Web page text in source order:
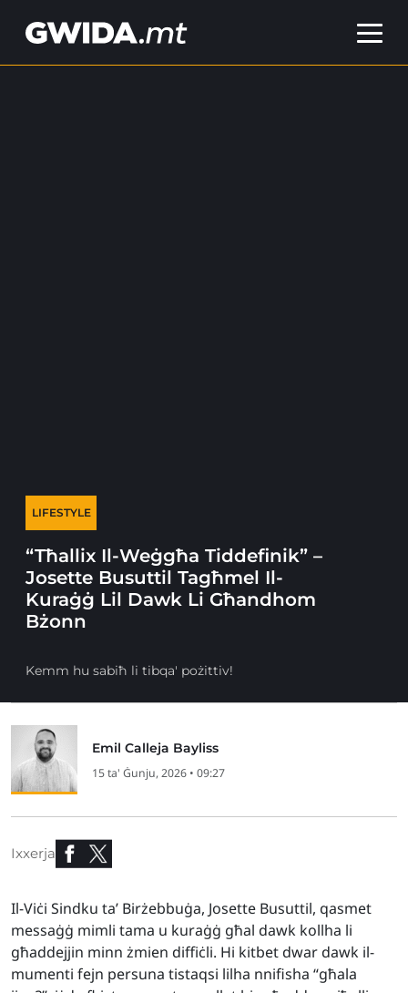
LIFESTYLE
“Tħallix Il-Weġgħa Tiddefinik” –
Josette Busuttil Tagħmel Il-
Kuraġġ Lil Dawk Li Għandhom
Bżonn
Kemm hu sabiħ li tibqa' pożittiv!
Emil Calleja Bayliss
15 ta' Ġunju, 2026 • 09:27
Ixxerja
Il-Viċi Sindku ta’ Birżebbuġa, Josette Busuttil, qasmet
messaġġ mimli tama u kuraġġ għal dawk kollha li
għaddejjin minn żmien diffiċli. Hi kitbet dwar dawk il-
mumenti fejn persuna tistaqsi lilha nnifisha “għala